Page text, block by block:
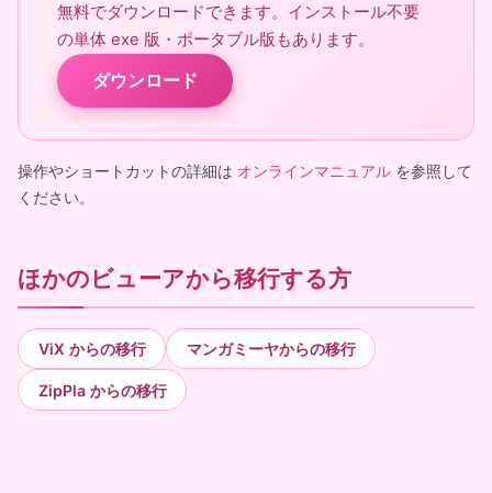
無料でダウンロードできます。インストール不要
の単体 exe 版・ポータブル版もあります。
ダウンロード
操作やショートカットの詳細は オンラインマニュアル を参照して
ください。
ほかのビューアから移行する方
ViX からの移行 マンガミーヤからの移行
ZipPla からの移行